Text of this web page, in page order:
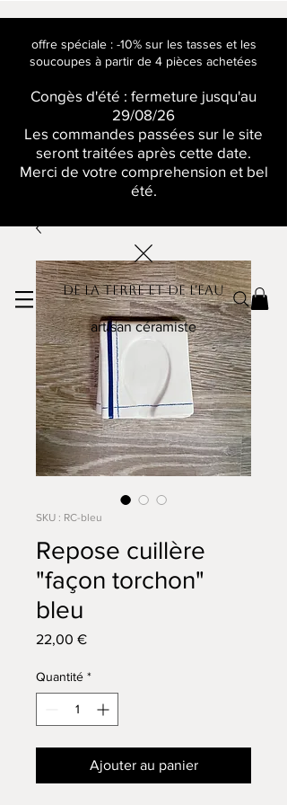
offre spéciale : -10% sur les tasses et les
soucoupes à partir de 4 pièces achetées
Congès d'été : fermeture jusqu'au
29/08/26
Les commandes passées sur le site
seront traitées après cette date.
Merci de votre comprehension et bel
été.
De la terre et de l'eau
artisan céramiste
SKU : RC-bleu
Repose cuillère
"façon torchon"
bleu
22,00 €Prix
Quantité *
Ajouter au panier